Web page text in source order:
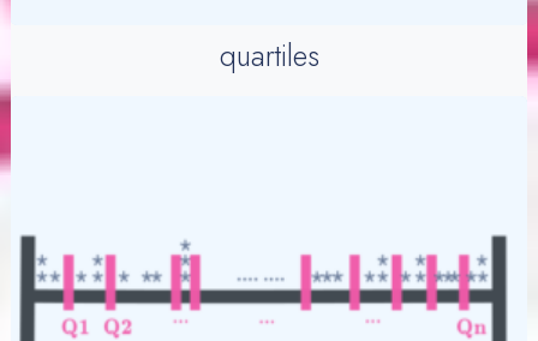
quartiles